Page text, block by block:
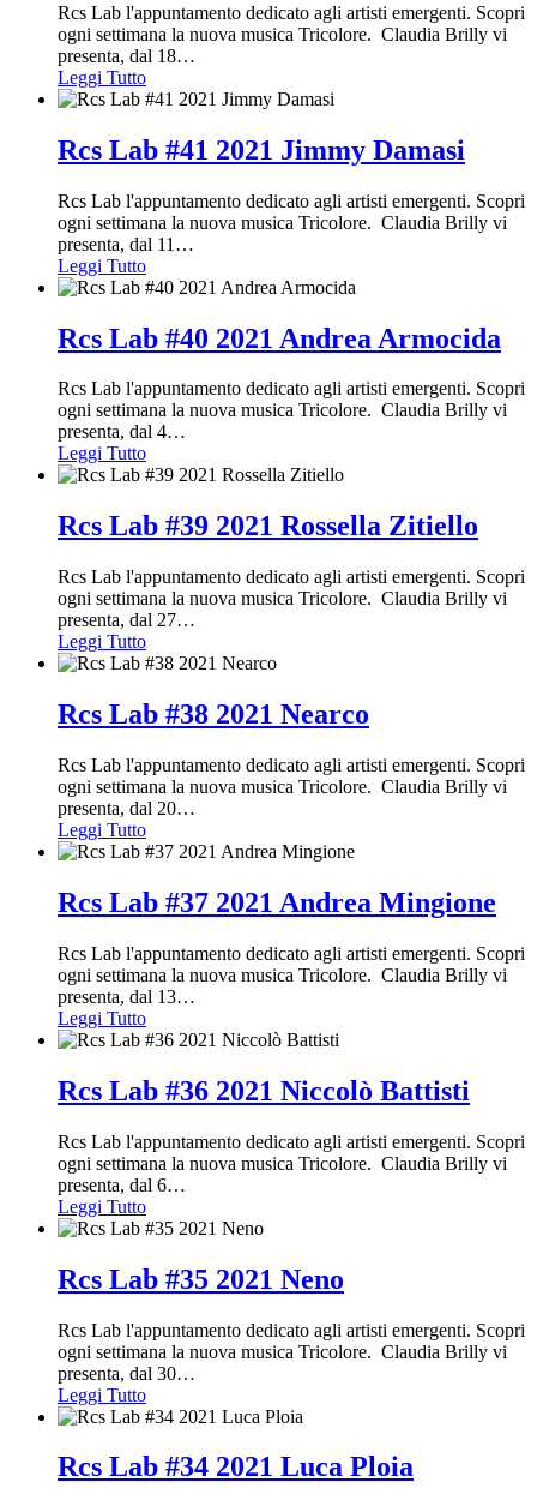
Rcs Lab l'appuntamento dedicato agli artisti emergenti. Scopri
ogni settimana la nuova musica Tricolore. Claudia Brilly vi
presenta, dal 18…
Leggi Tutto
Rcs Lab #41 2021 Jimmy Damasi
Rcs Lab l'appuntamento dedicato agli artisti emergenti. Scopri
ogni settimana la nuova musica Tricolore. Claudia Brilly vi
presenta, dal 11 …
Leggi Tutto
Rcs Lab #40 2021 Andrea Armocida
Rcs Lab l'appuntamento dedicato agli artisti emergenti. Scopri
ogni settimana la nuova musica Tricolore. Claudia Brilly vi
presenta, dal 4…
Leggi Tutto
Rcs Lab #39 2021 Rossella Zitiello
Rcs Lab l'appuntamento dedicato agli artisti emergenti. Scopri
ogni settimana la nuova musica Tricolore. Claudia Brilly vi
presenta, dal 27…
Leggi Tutto
Rcs Lab #38 2021 Nearco
Rcs Lab l'appuntamento dedicato agli artisti emergenti. Scopri
ogni settimana la nuova musica Tricolore. Claudia Brilly vi
presenta, dal 20…
Leggi Tutto
Rcs Lab #37 2021 Andrea Mingione
Rcs Lab l'appuntamento dedicato agli artisti emergenti. Scopri
ogni settimana la nuova musica Tricolore. Claudia Brilly vi
presenta, dal 13…
Leggi Tutto
Rcs Lab #36 2021 Niccolò Battisti
Rcs Lab l'appuntamento dedicato agli artisti emergenti. Scopri
ogni settimana la nuova musica Tricolore. Claudia Brilly vi
presenta, dal 6…
Leggi Tutto
Rcs Lab #35 2021 Neno
Rcs Lab l'appuntamento dedicato agli artisti emergenti. Scopri
ogni settimana la nuova musica Tricolore. Claudia Brilly vi
presenta, dal 30…
Leggi Tutto
Rcs Lab #34 2021 Luca Ploia